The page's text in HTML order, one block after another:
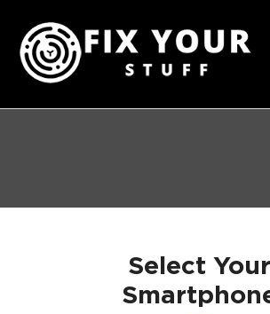
FIX YOUR
Επισκευές & Πωλήσεις Ηλεκτρονικών
ΥΠΗΡΕΣΙΕΣ
Select Your